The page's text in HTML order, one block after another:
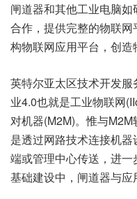
闸道器和其他工业电脑
合作，提供完整的物联
构物联网应用平台，创造
英特尔亚太区技术开发
业4.0也就是工业物联网
对机器(M2M)。惟与
是透过网路技术连接机
端或管理中心传送，进
基础建设中，闸道器与应